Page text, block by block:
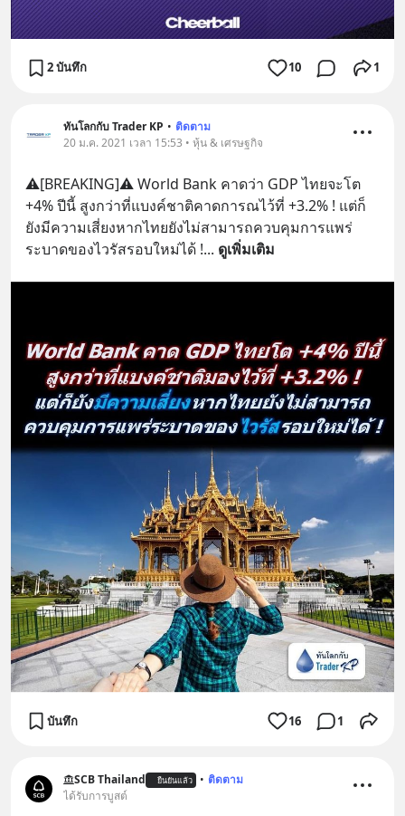
2 บันทึก 10 1
ทันโลกกับ Trader KP • ติดตาม
20 ม.ค. 2021 เวลา 15:53 • หุ้น & เศรษฐกิจ
⚠️[BREAKING]⚠️ World Bank คาดว่า GDP ไทยจะโต
+4% ปีนี้ สูงกว่าที่แบงค์ชาติคาดการณไว้ที่ +3.2% ! แต่ก็
ยังมีความเสี่ยงหากไทยยังไม่สามารถควบคุมการแพร่
ระบาดของไวรัสรอบใหม่ได้ !... ดูเพิ่มเติม
บันทึก 16 1
SCB Thailand ยืนยันแล้ว • ติดตาม
ได้รับการบูสต์